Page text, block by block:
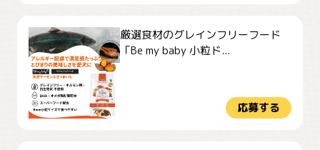
厳選食材のグレインフリーフード
「Be my baby 小粒ド...
応募する